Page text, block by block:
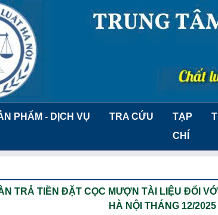
PHẨM - DỊCH VỤ TRA CỨU
TẠP
CHÍ
TRẢ TIỀN ĐẶT CỌC MƯỢN TÀI LIỆU ĐỐI
HÀ NỘI THÁNG 12/2025